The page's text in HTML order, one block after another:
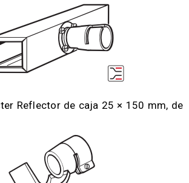
Reflector de caja 25 × 150 mm, de